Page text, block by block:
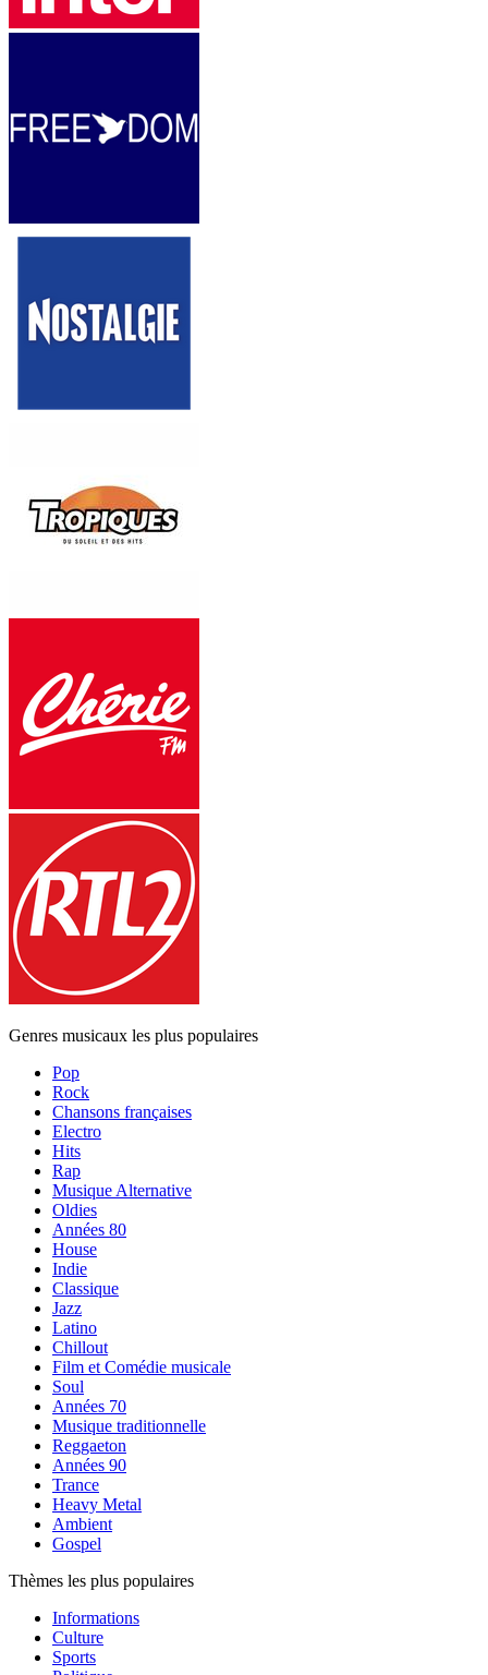
Genres musicaux les plus populaires
Pop
Rock
Chansons françaises
Electro
Hits
Rap
Musique Alternative
Oldies
Années 80
House
Indie
Classique
Jazz
Latino
Chillout
Film et Comédie musicale
Soul
Années 70
Musique traditionnelle
Reggaeton
Années 90
Trance
Heavy Metal
Ambient
Gospel
Thèmes les plus populaires
Informations
Culture
Sports